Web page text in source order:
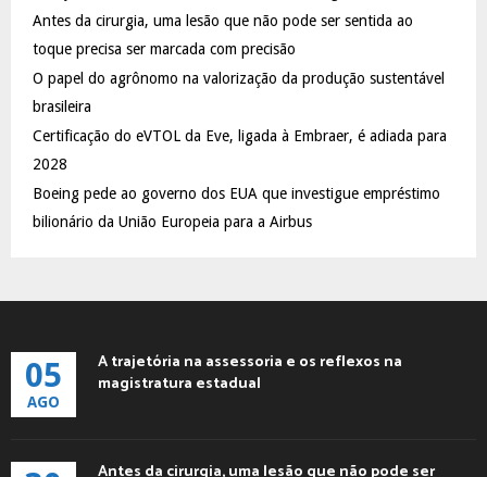
r
:
C
Antes da cirurgia, uma lesão que não pode ser sentida ao
toque precisa ser marcada com precisão
O papel do agrônomo na valorização da produção sustentável
brasileira
Certificação do eVTOL da Eve, ligada à Embraer, é adiada para
2028
Boeing pede ao governo dos EUA que investigue empréstimo
bilionário da União Europeia para a Airbus
05
AGO
A trajetória na assessoria e os reflexos na
magistratura estadual